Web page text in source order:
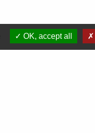
OK, accept all